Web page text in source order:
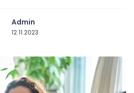
Admin
12.11.2023